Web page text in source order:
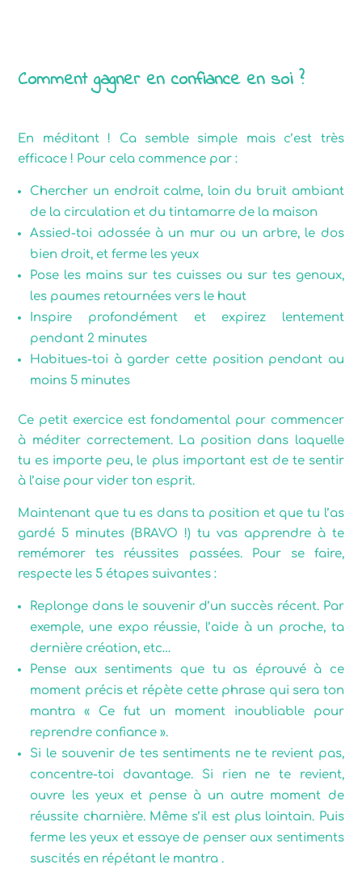
Comment gagner en confiance en soi ?
En méditant ! Ca semble simple mais c’est très
efficace ! Pour cela commence par :
Chercher un endroit calme, loin du bruit ambiant
de la circulation et du tintamarre de la maison
Assied-toi adossée à un mur ou un arbre, le dos
bien droit, et ferme les yeux
Pose les mains sur tes cuisses ou sur tes genoux,
les paumes retournées vers le haut
Inspire profondément et expirez lentement
pendant 2 minutes
Habitues-toi à garder cette position pendant au
moins 5 minutes
Ce petit exercice est fondamental pour commencer
à méditer correctement. La position dans laquelle
tu es importe peu, le plus important est de te sentir
à l’aise pour vider ton esprit.
Maintenant que tu es dans ta position et que tu l’as
gardé 5 minutes (BRAVO !) tu vas apprendre à te
remémorer tes réussites passées. Pour se faire,
respecte les 5 étapes suivantes :
Replonge dans le souvenir d’un succès récent. Par
exemple, une expo réussie, l’aide à un proche, ta
dernière création, etc…
Pense aux sentiments que tu as éprouvé à ce
moment précis et répète cette phrase qui sera ton
mantra « Ce fut un moment inoubliable pour
reprendre confiance ».
Si le souvenir de tes sentiments ne te revient pas,
concentre-toi davantage. Si rien ne te revient,
ouvre les yeux et pense à un autre moment de
réussite charnière. Même s’il est plus lointain. Puis
ferme les yeux et essaye de penser aux sentiments
suscités en répétant le mantra .